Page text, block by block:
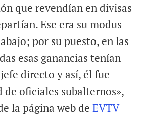
que revendían en divisas
Ese era su modus
por su puesto, en las
esas ganancias tenían
directo y así, él fue
de oficiales subalternos»,
la página web de EVTV